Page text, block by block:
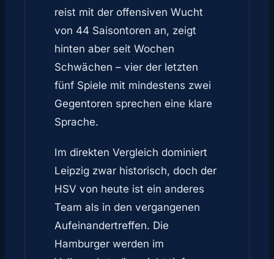
reist mit der offensiven Wucht
von 44 Saisontoren an, zeigt
hinten aber seit Wochen
Schwächen – vier der letzten
fünf Spiele mit mindestens zwei
Gegentoren sprechen eine klare
Sprache.
Im direkten Vergleich dominiert
Leipzig zwar historisch, doch der
HSV von heute ist ein anderes
Team als in den vergangenen
Aufeinandertreffen. Die
Hamburger werden im